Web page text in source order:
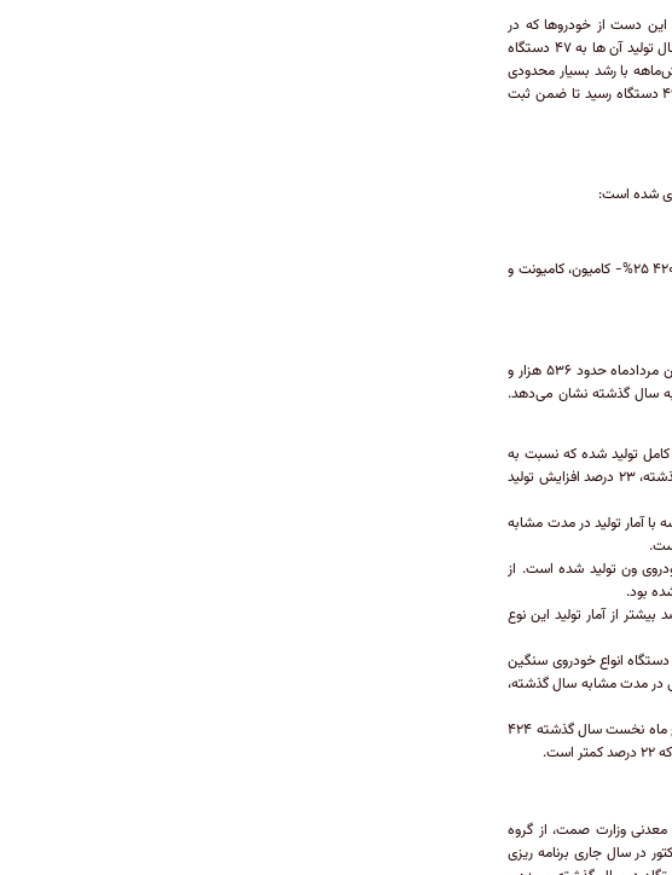
این دست از خودروها که در
شهریور سال گذشته به میزان ۸۲ دستگاه تولید شده بودند، در ششمین ماه از سال تولید آن ها به ۴۷ دستگاه
شش‌ماهه با رشد بسیار محدودی
همراه بود، به طوری که از تولید ۴۸۳ دستگاهی در نیمه ابتدایی سال ۱۴۰۱ به ۴۹۶ دستگاه رسید تا ضمن ثبت
نوع محصول ۱۴۰۱ ۱۴۰۲ رشد مینی‌بوس و میدل باس ۴۸۳ ۴۹۶ ۳% اتوبوس ۵۶۰ ۴۲۰ ۲۵%- کامیون، کامیونت و
شهریور ۱۴۰۲: طبق آمار منتشر شده از سوی وزارت صمت، از ابتدای امسال تا پایان مردادماه حدود ۵۳۶ هزار و
نسبت به مدت مشابه سال گذشته نشان می‌دهد.
و کامل تولید شده که نسبت به
۳۷۰ هزار و ۱۶۶ دستگاه خودرو کامل تولیدی در پنج ماهه ابتدایی سال گذشته، ۲۳ درصد افزایش تولید
با آمار تولید در مدت مشابه
رشد ۷۰ درصدی حدود ۱۳۷۰ دستگاه خودروی ون تولید شده است. از
۴۴۹ دستگاه مینی‌بوس و میدل‌باس تولید شده که ۱۲ درصد بیشتر از آمار تولید این نوع
از مجموع تولید خودرو در پنج ماه نخست سال جاری حدود ۱۶ هزار و ۶۰۰ دستگاه انواع خودروی سنگین
شده که نسبت به ۹۸۲۰ دستگاه تولیدی در مدت مشابه سال گذشته،
تنها آمار تولید اتوبوس‌هاست که کاهشی ثبت شده و در حالی که طی پنج ماه نخست سال گذشته ۴۲۴
و معدنی وزارت صمت، از گروه
داد که برای تولید ۴۰ هزار دستگاه تراکتور در سال جاری برنامه ریزی